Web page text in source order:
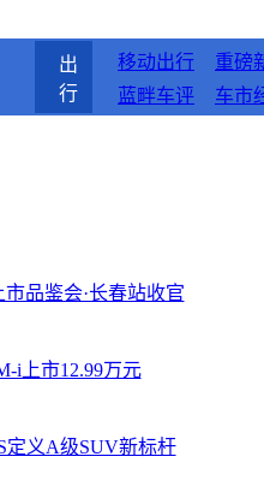
出
行
移动出行
重磅
蓝畔车评
车市